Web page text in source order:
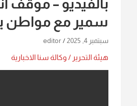
بالفيديو – موقف
سمير مع مواطن
سبتمبر 4, 2025 editor
هيئة التحرير / وكالة سنا الاخبارية